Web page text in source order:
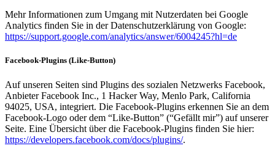
Mehr Informationen zum Umgang mit Nutzerdaten bei Google
Analytics finden Sie in der Datenschutzerklärung von Google:
https://support.google.com/analytics/answer/6004245?hl=de
Facebook-Plugins (Like-Button)
Auf unseren Seiten sind Plugins des sozialen Netzwerks Facebook,
Anbieter Facebook Inc., 1 Hacker Way, Menlo Park, California
94025, USA, integriert. Die Facebook-Plugins erkennen Sie an dem
Facebook-Logo oder dem “Like-Button” (“Gefällt mir”) auf unserer
Seite. Eine Übersicht über die Facebook-Plugins finden Sie hier:
https://developers.facebook.com/docs/plugins/.